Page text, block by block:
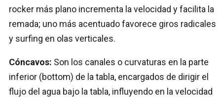
rocker más plano incrementa la velocidad y facilita la
remada; uno más acentuado favorece giros radicales
y surfing en olas verticales.
Cóncavos: Son los canales o curvaturas en la parte
inferior (bottom) de la tabla, encargados de dirigir el
flujo del agua bajo la tabla, influyendo en la velocidad